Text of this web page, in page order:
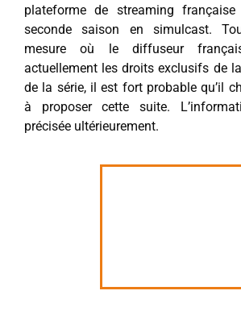
plateforme de streaming française
seconde saison en simulcast.
mesure où le diffuseur
actuellement les droits exclusifs de
de la série, il est fort probable qu’il
à proposer cette suite.
précisée ultérieurement.